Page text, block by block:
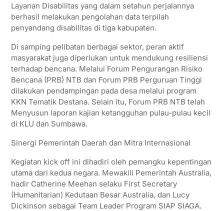
Layanan Disabilitas yang dalam setahun perjalannya
berhasil melakukan pengolahan data terpilah
penyandang disabilitas di tiga kabupaten.
Di samping pelibatan berbagai sektor, peran aktif
masyarakat juga diperlukan untuk mendukung resiliensi
terhadap bencana. Melalui Forum Pengurangan Risiko
Bencana (PRB) NTB dan Forum PRB Perguruan Tinggi
dilakukan pendampingan pada desa melalui program
KKN Tematik Destana. Selain itu, Forum PRB NTB telah
Menyusun laporan kajian ketangguhan pulau-pulau kecil
di KLU dan Sumbawa.
Sinergi Pemerintah Daerah dan Mitra Internasional
Kegiatan kick off ini dihadiri oleh pemangku kepentingan
utama dari kedua negara. Mewakili Pemerintah Australia,
hadir Catherine Meehan selaku First Secretary
(Humanitarian) Kedutaan Besar Australia, dan Lucy
Dickinson sebagai Team Leader Program SIAP SIAGA.